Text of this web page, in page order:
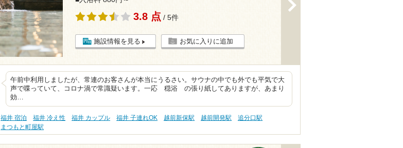
3.8 点 / 5件
施設情報を見る お気に入りに追加
午前中利用しましたが、常連のお客さんが本当にうるさい。サウナの中でも外でも平気で大
声で喋っていて、コロナ渦で常識疑います。一応 穏浴 の張り紙してありますが、あまり
効…
福井 宿泊 福井 冷え性 福井 カップル 福井 子連れOK 越前新保駅 越前開発駅
追分口駅
まつもと町屋駅